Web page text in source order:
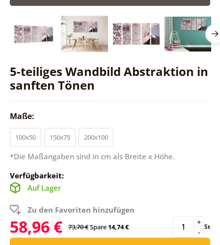
5-teiliges Wandbild Abstraktion in
sanften Tönen
Maße:
100x50 150x75 200x100
*Die Maßangaben sind in cm als Breite x Höhe.
Verfügbarkeit:
Auf Lager
Zu den Favoriten hinzufügen
58,96 € 73,70 €Spare14,74 € -
+ St